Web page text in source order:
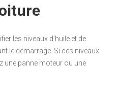
les niveaux d’huile et de
le démarrage. Si ces niveaux
une panne moteur ou une